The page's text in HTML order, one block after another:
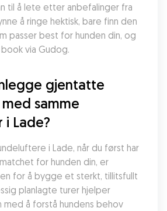
til å lete etter anbefalinger fra
å ringe hektisk, bare finn den
passer best for hunden din, og
via Gudog.
gjentatte
samme
Lade?
i Lade, når du først har
for hunden din, er
for å bygge et sterkt, tillitsfullt
planlagte turer hjelper
med å forstå hundens behov